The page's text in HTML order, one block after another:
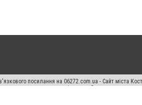
посилання на 06272.com.ua - Сайт міста
виняткових прав переслідується Законом.